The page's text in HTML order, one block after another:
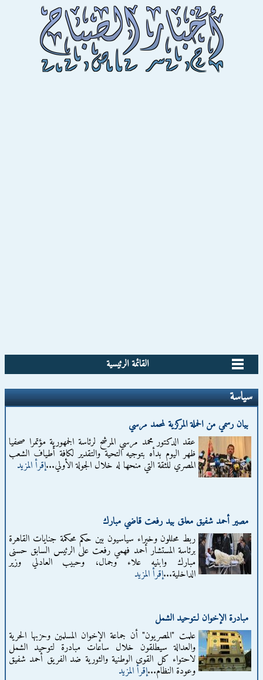
القائمة الرئيسية
سياسة
بيان رسمي من الحملة المركزية لمحمد مرسي
عقد الدكتور محمد مرسي المرشح لرئاسة الجمهورية مؤتمرا صحفيا
ظهر اليوم بدأه بتوجيه التحية والتقدير لكافة أطياف الشعب
المصري للثقة التي منحها له خلال الجولة الأولي...إقرأ المزيد
مصير أحمد شفيق معلق بيد رفعت قاضي مبارك
ربط محللون وخبراء سياسيون بين حكم محكمة جنايات القاهرة
برئاسة المستشار أحمد فهمي رفعت على الرئيس السابق حسنى
مبارك وابنيه علاء وجمال، وحبيب العادلي وزير
الداخلية...إقرأ المزيد
مبادرة الإخوان لـتوحيد الشمل
علمت "المصريون" أن جماعة الإخوان المسلمين وحزبها الحرية
والعدالة سيطلقون خلال ساعات مبادرة لتوحيد الشمل
لاحتواء كل القوى الوطنية والثورية ضد الفريق أحمد شفيق
وعودة النظام...إقرأ المزيد